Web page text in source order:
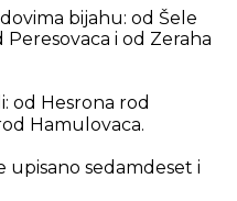
bijahu: od Šele
i od Zeraha
od Hesrona rod
Hamulovaca.
upisano sedamdeset i